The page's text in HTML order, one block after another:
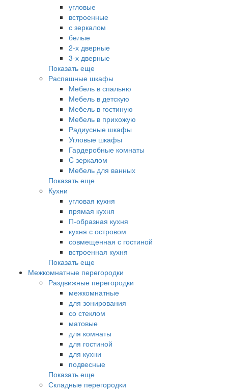
угловые
встроенные
с зеркалом
белые
2-х дверные
3-х дверные
Показать еще
Распашные шкафы
Мебель в спальню
Мебель в детскую
Мебель в гостиную
Мебель в прихожую
Радиусные шкафы
Угловые шкафы
Гардеробные комнаты
C зеркалом
Мебель для ванных
Показать еще
Кухни
угловая кухня
прямая кухня
П-образная кухня
кухня с островом
совмещенная с гостиной
встроенная кухня
Показать еще
Межкомнатные перегородки
Раздвижные перегородки
межкомнатные
для зонирования
со стеклом
матовые
для комнаты
для гостиной
для кухни
подвесные
Показать еще
Складные перегородки